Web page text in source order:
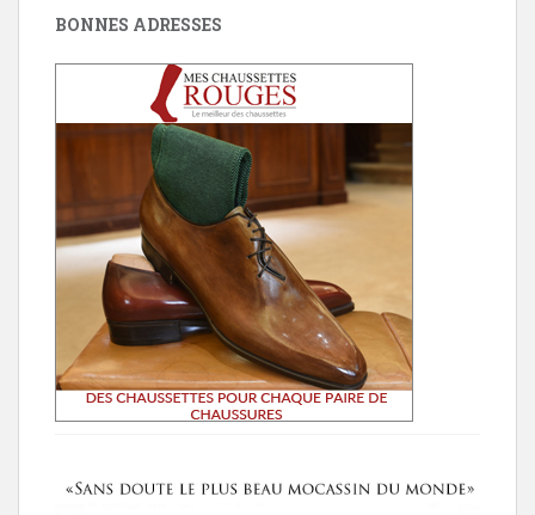
BONNES ADRESSES